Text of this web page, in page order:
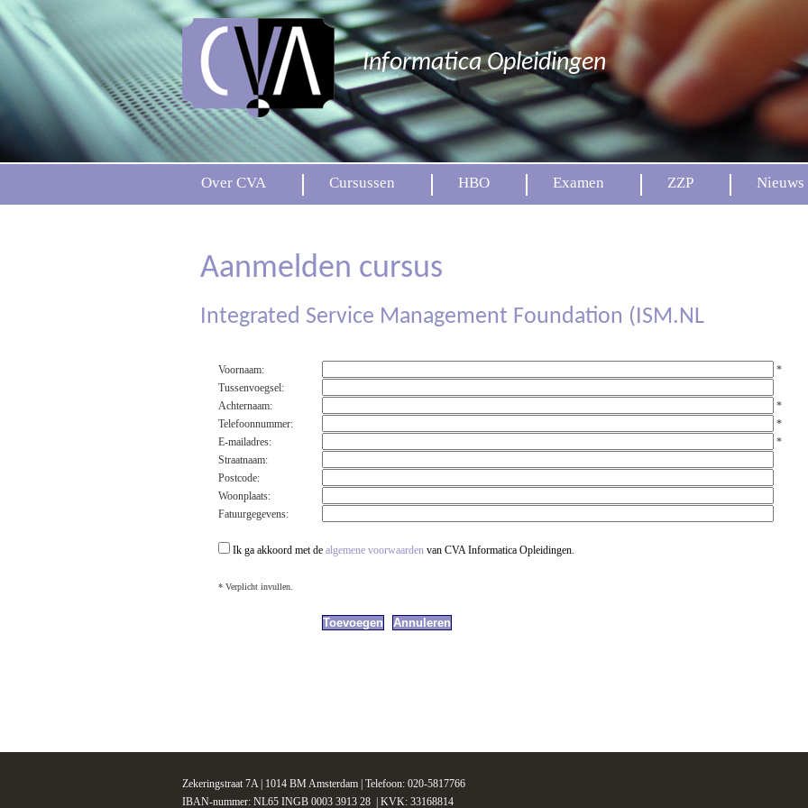
Informatica Opleidingen
Over CVA Cursussen HBO Examen ZZP Nieuws
Aanmelden cursus
Integrated Service Management Foundation (ISM.NL
Voornaam:
*
Tussenvoegsel:
Achternaam:
*
Telefoonnummer:
*
E-mailadres:
*
Straatnaam:
Postcode:
Woonplaats:
Fatuurgegevens:
Ik ga akkoord met de algemene voorwaarden van CVA Informatica Opleidingen.
* Verplicht invullen.
Zekeringstraat 7A | 1014 BM Amsterdam | Telefoon: 020-5817766
IBAN-nummer: NL65 INGB 0003 3913 28 | KVK: 33168814